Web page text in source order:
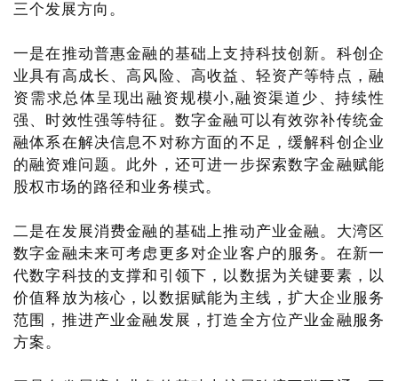
三个发展方向。
一是在推动普惠金融的基础上支持科技创新。科创企
业具有高成长、高风险、高收益、轻资产等特点，融
资需求总体呈现出融资规模小,融资渠道少、持续性
强、时效性强等特征。数字金融可以有效弥补传统金
融体系在解决信息不对称方面的不足，缓解科创企业
的融资难问题。此外，还可进一步探索数字金融赋能
股权市场的路径和业务模式。
二是在发展消费金融的基础上推动产业金融。大湾区
数字金融未来可考虑更多对企业客户的服务。在新一
代数字科技的支撑和引领下，以数据为关键要素，以
价值释放为核心，以数据赋能为主线，扩大企业服务
范围，推进产业金融发展，打造全方位产业金融服务
方案。